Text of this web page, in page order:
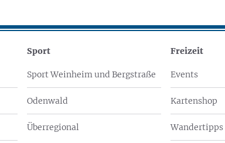
Sport
Sport Weinheim und Bergstraße
Odenwald
Überregional
Freizeit
Events
Kartenshop
Wandertipps